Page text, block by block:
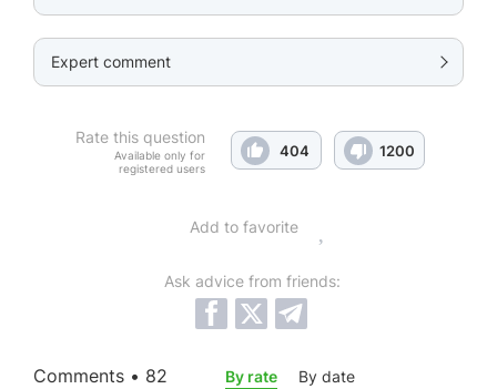
Expert comment
Rate this question
Available only for
registered users
404 1200
Add to favorite
Ask advice from friends:
Comments • 82 By rate By date